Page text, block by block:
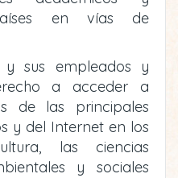
en vías de
y sus empleados y
a acceder a
de las principales
y del Internet en los
las ciencias
y sociales